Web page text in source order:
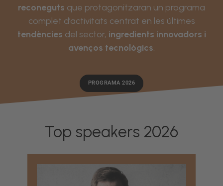
reconeguts que protagonitzaran un programa
complet d’activitats centrat en les últimes
tendències del sector, ingredients innovadors i
avenços tecnològics.
PROGRAMA 2026
Top speakers 2026